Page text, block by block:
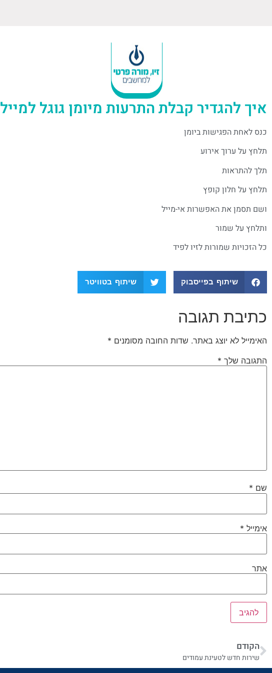
איך להגדיר קבלת התרעות מיומן גוגל למייל
כנס לאחת הפגישות ביומן
תלחץ על ערוך אירוע
תלך להתראות
תלחץ על חלון קופץ
ושם תסמן את האפשרות אי-מייל
ותלחץ על שמור
כל הזכויות שמורות לזיו לפיד
שיתוף בפייסבוק שיתוף בטוויטר
כתיבת תגובה
האימייל לא יוצג באתר. שדות החובה מסומנים *
התגובה שלך *
שם *
אימייל *
אתר
הקודם
שירות חדש לטעינת עמודים